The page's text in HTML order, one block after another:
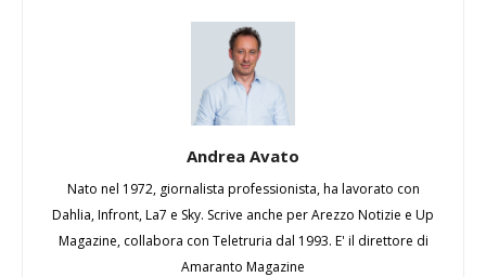
Andrea Avato
Nato nel 1972, giornalista professionista, ha lavorato con
Dahlia, Infront, La7 e Sky. Scrive anche per Arezzo Notizie e Up
Magazine, collabora con Teletruria dal 1993. E' il direttore di
Amaranto Magazine